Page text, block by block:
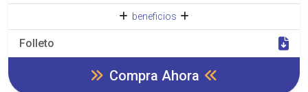
beneficios
Folleto
Compra Ahora